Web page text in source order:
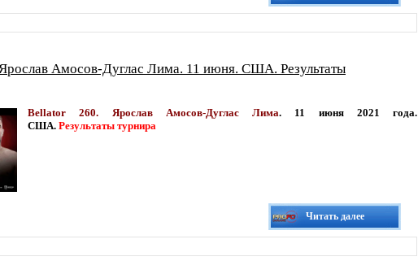
Амосов-Дуглас Лима. 11 июня. США. Результаты
Bellator 260. Ярослав Амосов-Дуглас Лима. 11 июня 2021 года.
США. Результаты турнира
Читать далее